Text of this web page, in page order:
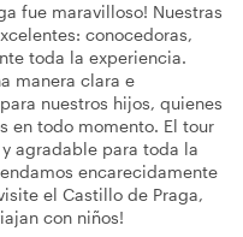
fue maravilloso! Nuestras
conocedoras,
toda la experiencia.
manera clara e
nuestros hijos, quienes
en todo momento. El tour
agradable para toda la
encarecidamente
el Castillo de Praga,
con niños!